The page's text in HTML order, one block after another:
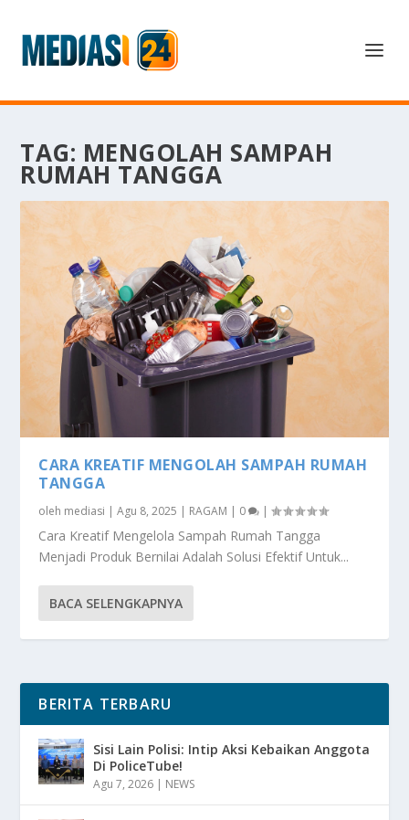
TAG: MENGOLAH SAMPAH
RUMAH TANGGA
CARA KREATIF MENGOLAH SAMPAH RUMAH
TANGGA
oleh mediasi |Agu 8, 2025 | RAGAM | 0 |
Cara Kreatif Mengelola Sampah Rumah Tangga
Menjadi Produk Bernilai Adalah Solusi Efektif Untuk...
BACA SELENGKAPNYA
BERITA TERBARU
Sisi Lain Polisi: Intip Aksi Kebaikan Anggota
Di PoliceTube!
Agu 7, 2026 | NEWS